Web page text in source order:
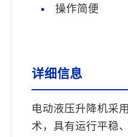
操作简便
详细信息
电动液压升降机采
术，具有运行平稳